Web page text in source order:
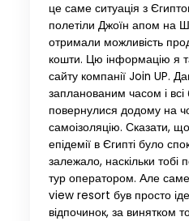
це саме ситуація з
полетіли Джоїн апом на
отримали можливість
кошти. Цю інформацію я
сайту компанії Join UP.
запланованим часом і
повернулися додому на
самоізоляцію. Сказати,
епідемії в Єгипті було
залежало, наскільки
тур оператором. Але саме
view resort був просто
відпочинок, за винятком